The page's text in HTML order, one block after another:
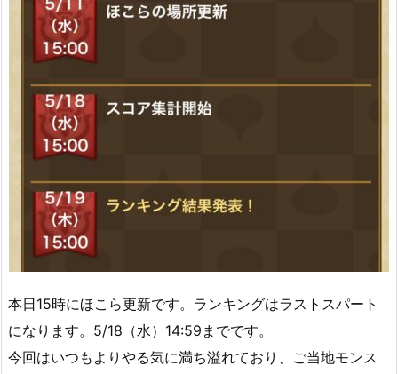
本日15時にほこら更新です。ランキングはラストスパート
になります。5/18（水）14:59までです。
今回はいつもよりやる気に満ち溢れており、ご当地モンス